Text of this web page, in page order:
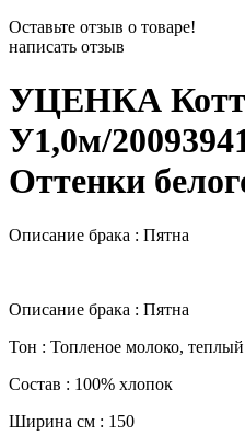
Оставьте отзыв о товаре!
написать отзыв
УЦЕНКА
У1,0м/
Оттенки
Описание брака : Пятна
Описание брака : Пятна
Тон : Топленое молоко,
Состав : 100% хлопок
Ширина см : 150